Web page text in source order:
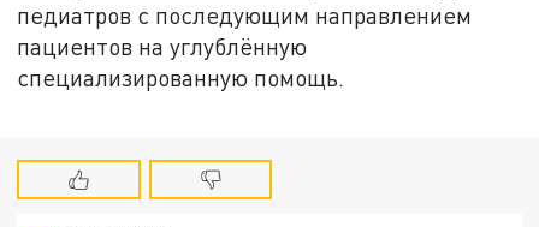
педиатров с последующим направлением
пациентов на углублённую
специализированную помощь.